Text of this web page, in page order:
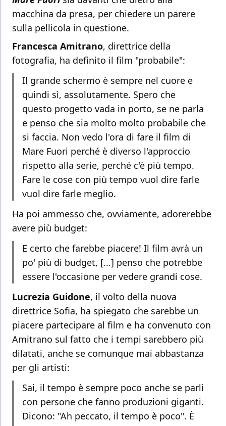
macchina da presa, per chiedere un parere
sulla pellicola in questione.
Francesca Amitrano, direttrice della
fotografia, ha definito il film "probabile":
Il grande schermo è sempre nel cuore e
quindi sì, assolutamente. Spero che
questo progetto vada in porto, se ne parla
e penso che sia molto molto probabile che
si faccia. Non vedo l'ora di fare il film di
Mare Fuori perché è diverso l'approccio
rispetto alla serie, perché c'è più tempo.
Fare le cose con più tempo vuol dire farle
vuol dire farle meglio.
Ha poi ammesso che, ovviamente, adorerebbe
avere più budget:
E certo che farebbe piacere! Il film avrà un
po' più di budget, [...] penso che potrebbe
essere l'occasione per vedere grandi cose.
Lucrezia Guidone, il volto della nuova
direttrice Sofia, ha spiegato che sarebbe un
piacere partecipare al film e ha convenuto con
Amitrano sul fatto che i tempi sarebbero più
dilatati, anche se comunque mai abbastanza
per gli artisti:
Sai, il tempo è sempre poco anche se parli
con persone che fanno produzioni giganti.
Dicono: "Ah peccato, il tempo è poco". È